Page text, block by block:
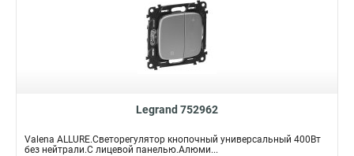
Legrand 752962
Valena ALLURE.Светорегулятор кнопочный универсальный 400Вт
без нейтрали.С лицевой панелью.Алюми...